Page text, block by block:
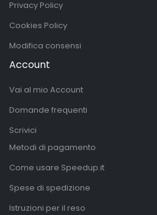
Privacy Policy
Cookies Policy
Modifica consensi
Account
Vai al mio Account
Domande frequenti
Scrivici
Metodi di pagamento
Come usare Speedup.it
Spese di spedizione
Istruzioni per il reso